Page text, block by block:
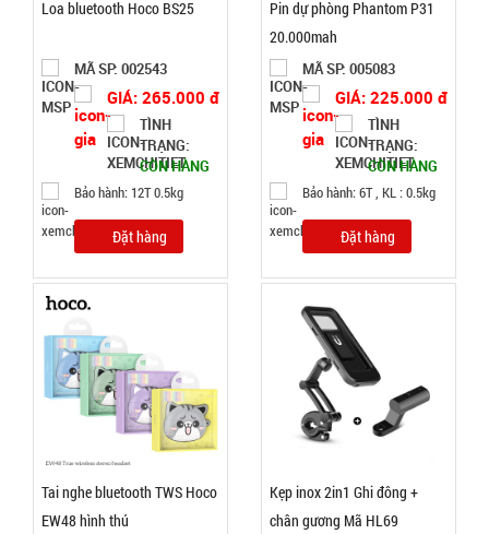
29.000 đ
TRẠNG:
CÒN HÀNG
sương hơi
nước vuông
Loa bluetooth Hoco BS25
MÃ SP: 002543
GIÁ: 265.000 đ
TÌNH
TRẠNG:
CÒN HÀNG
Bảo hành: 12T 0.5kg
Đặt hàng
Pin dự phòng Phantom P31
20.000mah
MÃ SP: 005083
GIÁ: 225.000 đ
TÌNH
TRẠNG:
CÒN HÀNG
Bảo hành: 6T , KL : 0.5kg
Đặt hàng
Tai nghe bluetooth TWS Hoco
EW48 hình thú
Kẹp inox 2in1 Ghi đông +
chân gương Mã HL69